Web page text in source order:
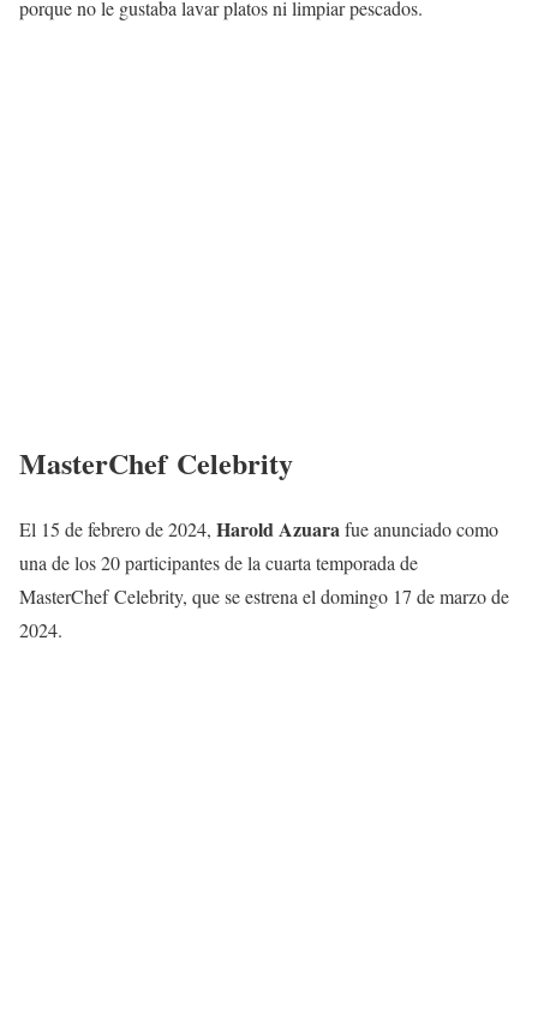
porque no le gustaba lavar platos ni limpiar pescados.
MasterChef Celebrity
El 15 de febrero de 2024, Harold Azuarafue anunciado como
una de los 20 participantes de la cuarta temporada de
MasterChef Celebrity, que se estrena el domingo 17 de marzo de
2024.